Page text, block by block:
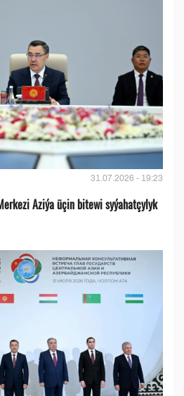
31.07.2026 - 19:23
Aziýa üçin bitewi syýahatçylyk